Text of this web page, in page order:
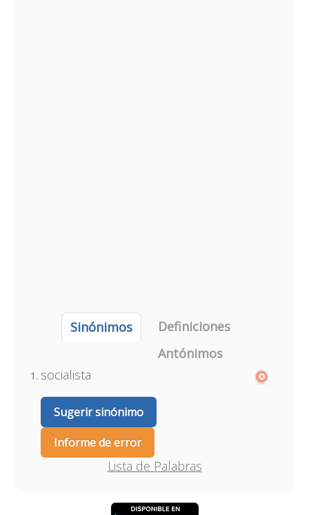
Sinónimos
Definiciones
Antónimos
socialista
Sugerir sinónimo
Informe de error
Lista de Palabras